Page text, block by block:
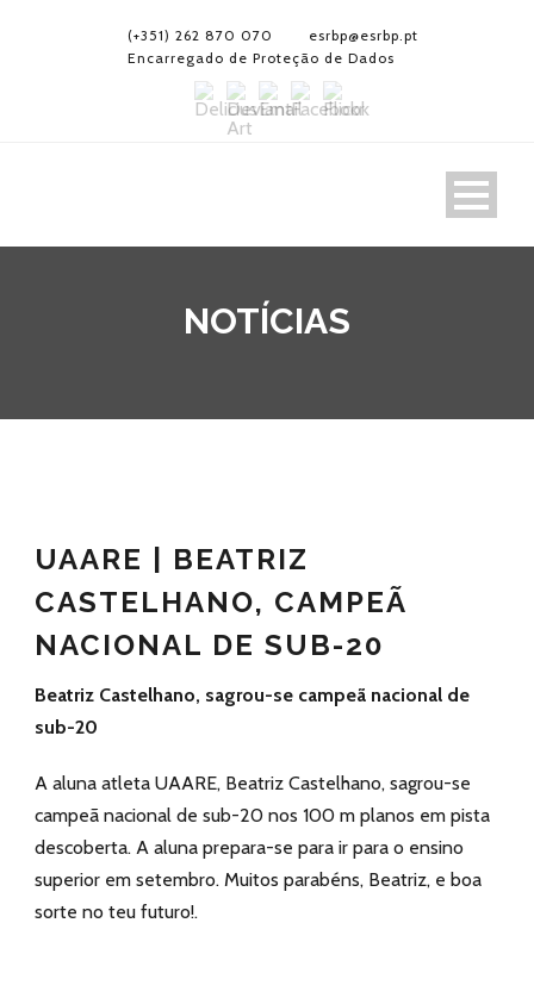
(+351) 262 870 070
esrbp@esrbp.pt
Encarregado de Proteção de Dados
NOTÍCIAS
UAARE | BEATRIZ
CASTELHANO, CAMPEÃ
NACIONAL DE SUB-20
Beatriz Castelhano, sagrou-se campeã nacional de
sub-20
A aluna atleta UAARE, Beatriz Castelhano, sagrou-se
campeã nacional de sub-20 nos 100 m planos em pista
descoberta. A aluna prepara-se para ir para o ensino
superior em setembro. Muitos parabéns, Beatriz, e boa
sorte no teu futuro!.